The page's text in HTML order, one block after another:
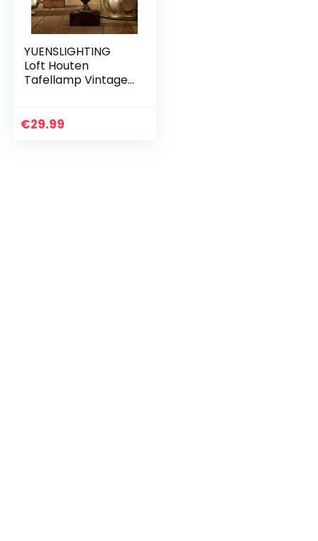
YUENSLIGHTING
Loft Houten
Tafellamp Vintage
Industrieel Dimbaar
€29.99